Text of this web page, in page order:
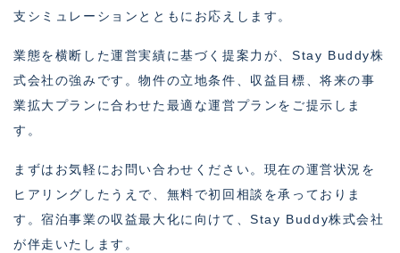
支シミュレーションとともにお応えします。
業態を横断した運営実績に基づく提案力が、Stay Buddy株
式会社の強みです。物件の立地条件、収益目標、将来の事
業拡大プランに合わせた最適な運営プランをご提示しま
す。
まずはお気軽にお問い合わせください。現在の運営状況を
ヒアリングしたうえで、無料で初回相談を承っておりま
す。宿泊事業の収益最大化に向けて、Stay Buddy株式会社
が伴走いたします。